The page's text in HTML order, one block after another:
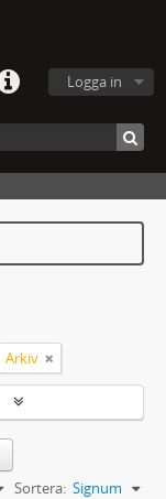
Logga in
Arkiv
Sortera: Signum